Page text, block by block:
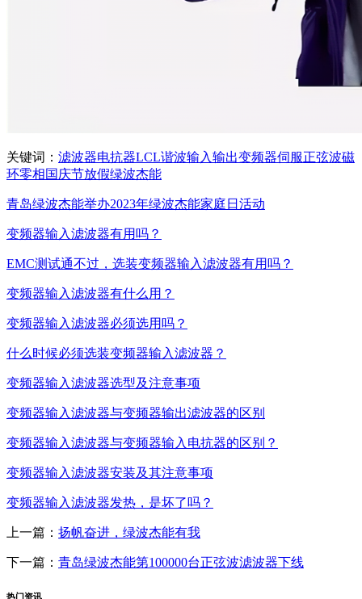
关键词： 滤波器电抗器LCL谐波输入输出变频器伺服正弦波磁
环零相国庆节放假绿波杰能
青岛绿波杰能举办2023年绿波杰能家庭日活动
变频器输入滤波器有用吗？
EMC测试通不过，选装变频器输入滤波器有用吗？
变频器输入滤波器有什么用？
变频器输入滤波器必须选用吗？
什么时候必须选装变频器输入滤波器？
变频器输入滤波器选型及注意事项
变频器输入滤波器与变频器输出滤波器的区别
变频器输入滤波器与变频器输入电抗器的区别？
变频器输入滤波器安装及其注意事项
变频器输入滤波器发热，是坏了吗？
上一篇： 扬帆奋进，绿波杰能有我
下一篇： 青岛绿波杰能第100000台正弦波滤波器下线
热门资讯